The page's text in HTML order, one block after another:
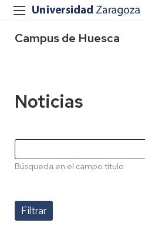
Campus de Huesca
Noticias
Búsqueda en el campo título